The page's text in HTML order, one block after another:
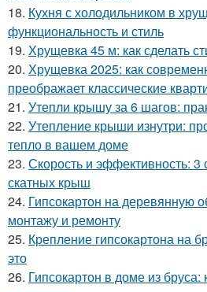
18. Кухня с холодильником в
функциональность и стиль
19. Хрущевка 45 м: как сделать
20. Хрущевка 2025: как
преображает классические
21. Утепли крышу за 6 шагов:
22. Утепление крыши изнутри:
тепло в вашем доме
23. Скорость и эффективность: 3
скатных крыш
24. Гипсокартон на деревянную
монтажу и ремонту
25. Крепление гипсокартона на
это
26. Гипсокартон в доме из бруса: